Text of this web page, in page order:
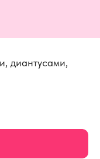
диантусами,